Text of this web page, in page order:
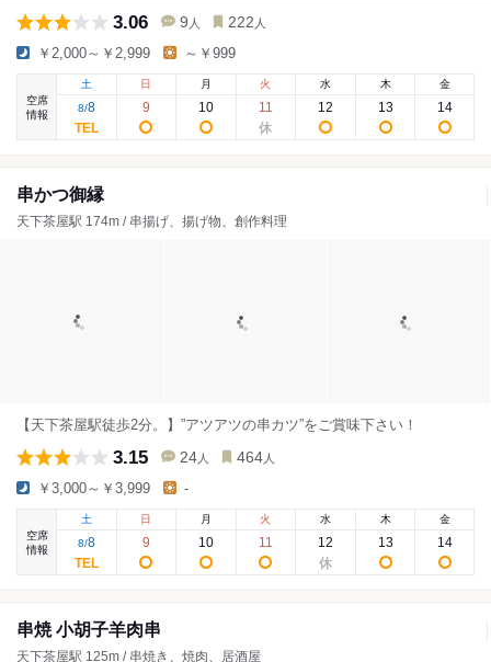
3.06 9 人 222 人
￥2,000～￥2,999 ～￥999
空席
情報
土
8/8
日
9
月
10
火
11
水
12
木
13
金
14
串かつ御縁
天下茶屋駅 174m / 串揚げ、揚げ物、創作料理
【天下茶屋駅徒歩2分。】”アツアツの串カツ”をご賞味下さい！
3.15 24 人 464 人
￥3,000～￥3,999 -
空席
情報
土
8/8
日
9
月
10
火
11
水
12
木
13
金
14
串焼 小胡子羊肉串
天下茶屋駅 125m / 串焼き、焼肉、居酒屋